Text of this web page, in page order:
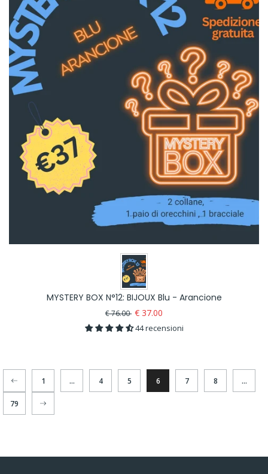
MYSTERY BOX N°12: BIJOUX Blu - Arancione
€ 76.00 € 37.00
44 recensioni
1 … 4 5 6 7 8 …
79